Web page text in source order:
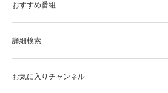
おすすめ番組
詳細検索
お気に入りチャンネル